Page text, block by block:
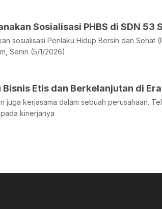
Sosialisasi PHBS di SDN 53
sosialisasi Perilaku Hidup Bersih dan Sehat
Senin (5/1/2026).
Etis dan Berkelanjutan di
juga kerjasama dalam sebuah perusahaan.
kinerjanya